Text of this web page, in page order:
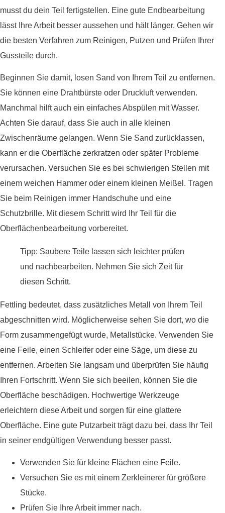
musst du dein Teil fertigstellen. Eine gute Endbearbeitung
lässt Ihre Arbeit besser aussehen und hält länger. Gehen wir
die besten Verfahren zum Reinigen, Putzen und Prüfen Ihrer
Gussteile durch.
Beginnen Sie damit, losen Sand von Ihrem Teil zu entfernen.
Sie können eine Drahtbürste oder Druckluft verwenden.
Manchmal hilft auch ein einfaches Abspülen mit Wasser.
Achten Sie darauf, dass Sie auch in alle kleinen
Zwischenräume gelangen. Wenn Sie Sand zurücklassen,
kann er die Oberfläche zerkratzen oder später Probleme
verursachen. Versuchen Sie es bei schwierigen Stellen mit
einem weichen Hammer oder einem kleinen Meißel. Tragen
Sie beim Reinigen immer Handschuhe und eine
Schutzbrille. Mit diesem Schritt wird Ihr Teil für die
Oberflächenbearbeitung vorbereitet.
Tipp: Saubere Teile lassen sich leichter prüfen
und nachbearbeiten. Nehmen Sie sich Zeit für
diesen Schritt.
Fettling bedeutet, dass zusätzliches Metall von Ihrem Teil
abgeschnitten wird. Möglicherweise sehen Sie dort, wo die
Form zusammengefügt wurde, Metallstücke. Verwenden Sie
eine Feile, einen Schleifer oder eine Säge, um diese zu
entfernen. Arbeiten Sie langsam und überprüfen Sie häufig
Ihren Fortschritt. Wenn Sie sich beeilen, können Sie die
Oberfläche beschädigen. Hochwertige Werkzeuge
erleichtern diese Arbeit und sorgen für eine glattere
Oberfläche. Eine gute Putzarbeit trägt dazu bei, dass Ihr Teil
in seiner endgültigen Verwendung besser passt.
Verwenden Sie für kleine Flächen eine Feile.
Versuchen Sie es mit einem Zerkleinerer für größere
Stücke.
Prüfen Sie Ihre Arbeit immer nach.